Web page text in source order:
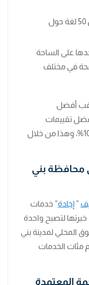
فريقها قادر على ترجمة أكثر من 50 لغة حول
على الساحة
أكثر من 484.000 صفحة في مختلف
أفضل
تقييمات
العملاء ورضاهم عن الترجمة بنسبة 100%، وهذا من خلال
محافظة بني
” إجادة” خدمات
لتصبح واحدة
المحلي لمدينة بني
الخدمات
المعتمدة